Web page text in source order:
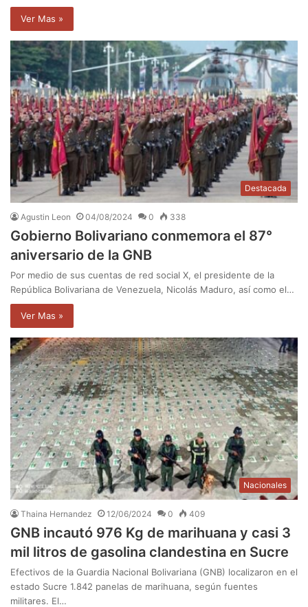
Ver Mas »
Destacada
Agustin Leon 04/08/2024 0 338
Gobierno Bolivariano conmemora el 87°
aniversario de la GNB
Por medio de sus cuentas de red social X, el presidente de la
República Bolivariana de Venezuela, Nicolás Maduro, así como el…
Ver Mas »
Nacionales
Thaina Hernandez 12/06/2024 0 409
GNB incautó 976 Kg de marihuana y casi 3
mil litros de gasolina clandestina en Sucre
Efectivos de la Guardia Nacional Bolivariana (GNB) localizaron en el
estado Sucre 1.842 panelas de marihuana, según fuentes
militares. El…